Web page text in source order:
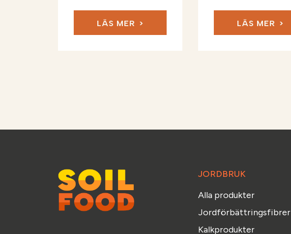
LÄS MER LÄS MER
JORDBRUK
Alla produkter
Jordförbättringsfibrer
Kalkprodukter